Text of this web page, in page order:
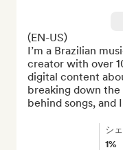
(EN-US)
I’m a Brazilian
creator with over
digital content
breaking down
behind songs, and
シ
1%